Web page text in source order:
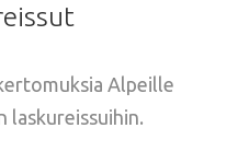
Alpeille
laskureissuihin.